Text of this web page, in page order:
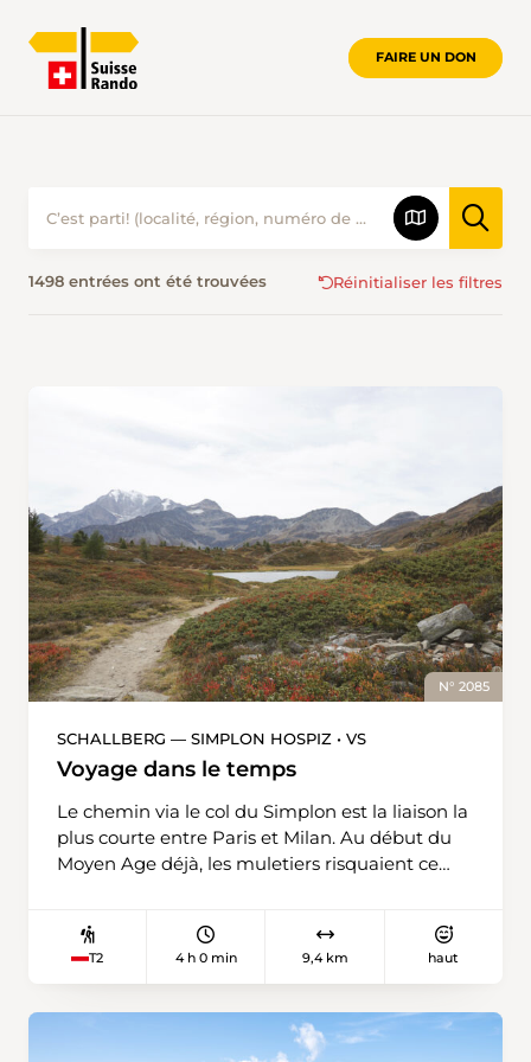
FAIRE UN DON
1498 entrées ont été trouvées Réinitialiser les filtres
N° 2085
SCHALLBERG — SIMPLON HOSPIZ • VS
Voyage dans le temps
Le chemin via le col du Simplon est la liaison la
plus courte entre Paris et Milan. Au début du
Moyen Age déjà, les muletiers risquaient ce
de «roi du Simplon», fit aménager le chemin à
grands frais et régna ainsi sur le commerce
Stockalper suit les traces des anciens muletiers
sous la forme d’une randonnée de plusieurs
T2 4 h 0 min 9,4 km haut